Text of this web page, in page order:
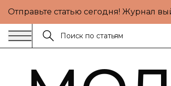
Отправьте статью сегодня! Журнал